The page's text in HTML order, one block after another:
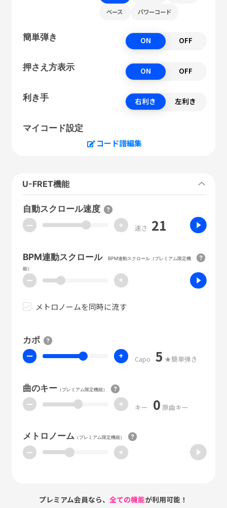
ベース パワーコード
簡単弾き ON OFF
押さえ方表示 ON OFF
利き手 右利き 左利き
マイコード設定
コード譜編集
U-FRET機能
自動スクロール速度
ー + 速さ 21
BPM連動スクロール
BPM連動スクロール（プレミアム限定機
能）
ー +
メトロノームを同時に流す
カポ
ー + Capo 5 ★簡単弾き
曲のキー（プレミアム限定機能）
ー + キー 0 原曲キー
メトロノーム（プレミアム限定機能）
ー +
プレミアム会員なら、全ての機能が利用可能！